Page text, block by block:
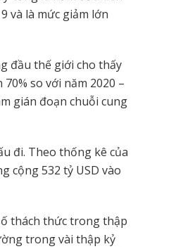
và là mức giảm lớn
đầu thế giới cho thấy
so với năm 2020 –
gián đoạn chuỗi cung
đi. Theo thống kê của
cộng 532 tỷ USD vào
thách thức trong thập
trong vài thập kỷ